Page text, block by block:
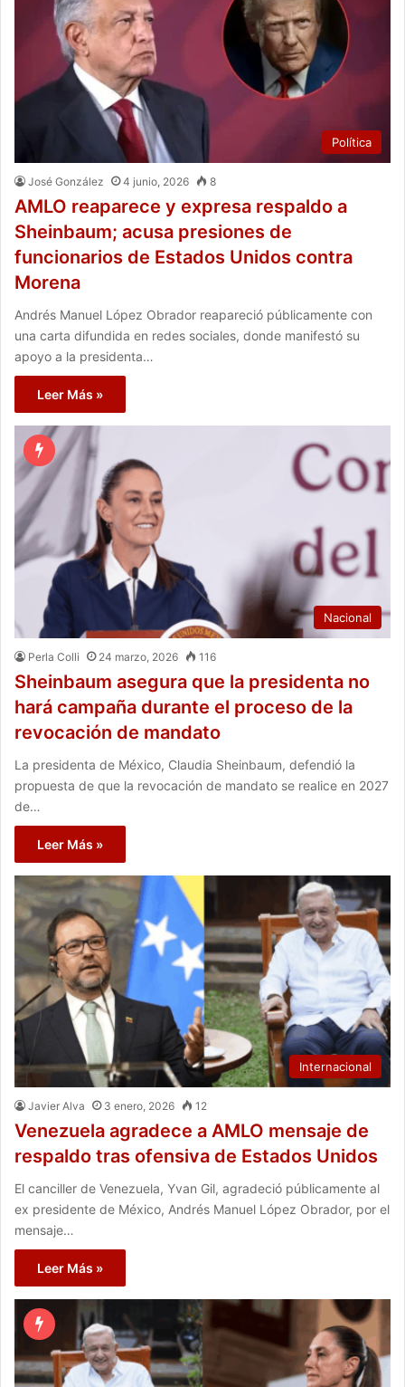
Política
José González 4 junio, 2026 8
AMLO reaparece y expresa respaldo a
Sheinbaum; acusa presiones de
funcionarios de Estados Unidos contra
Morena
Andrés Manuel López Obrador reapareció públicamente con
una carta difundida en redes sociales, donde manifestó su
apoyo a la presidenta…
Leer Más »
Nacional
Perla Colli 24 marzo, 2026 116
Sheinbaum asegura que la presidenta no
hará campaña durante el proceso de la
revocación de mandato
La presidenta de México, Claudia Sheinbaum, defendió la
propuesta de que la revocación de mandato se realice en 2027
de…
Leer Más »
Internacional
Javier Alva 3 enero, 2026 12
Venezuela agradece a AMLO mensaje de
respaldo tras ofensiva de Estados Unidos
El canciller de Venezuela, Yvan Gil, agradeció públicamente al
ex presidente de México, Andrés Manuel López Obrador, por el
mensaje…
Leer Más »